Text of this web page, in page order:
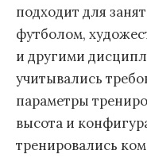
подходит для
футболом,
и другими
учитывались
параметры
высота и
тренировались